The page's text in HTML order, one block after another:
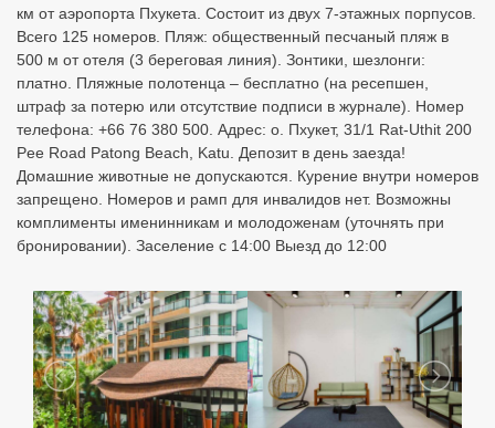
км от аэропорта Пхукета. Состоит из двух 7-этажных порпусов.
Всего 125 номеров. Пляж: общественный песчаный пляж в
500 м от отеля (3 береговая линия). Зонтики, шезлонги:
платно. Пляжные полотенца – бесплатно (на ресепшен,
штраф за потерю или отсутствие подписи в журнале). Номер
телефона: +66 76 380 500. Адрес: о. Пхукет, 31/1 Rat-Uthit 200
Pee Road Patong Beach, Katu. Депозит в день заезда!
Домашние животные не допускаются. Курение внутри номеров
запрещено. Номеров и рамп для инвалидов нет. Возможны
комплименты именинникам и молодоженам (уточнять при
бронировании). Заселение с 14:00 Выезд до 12:00